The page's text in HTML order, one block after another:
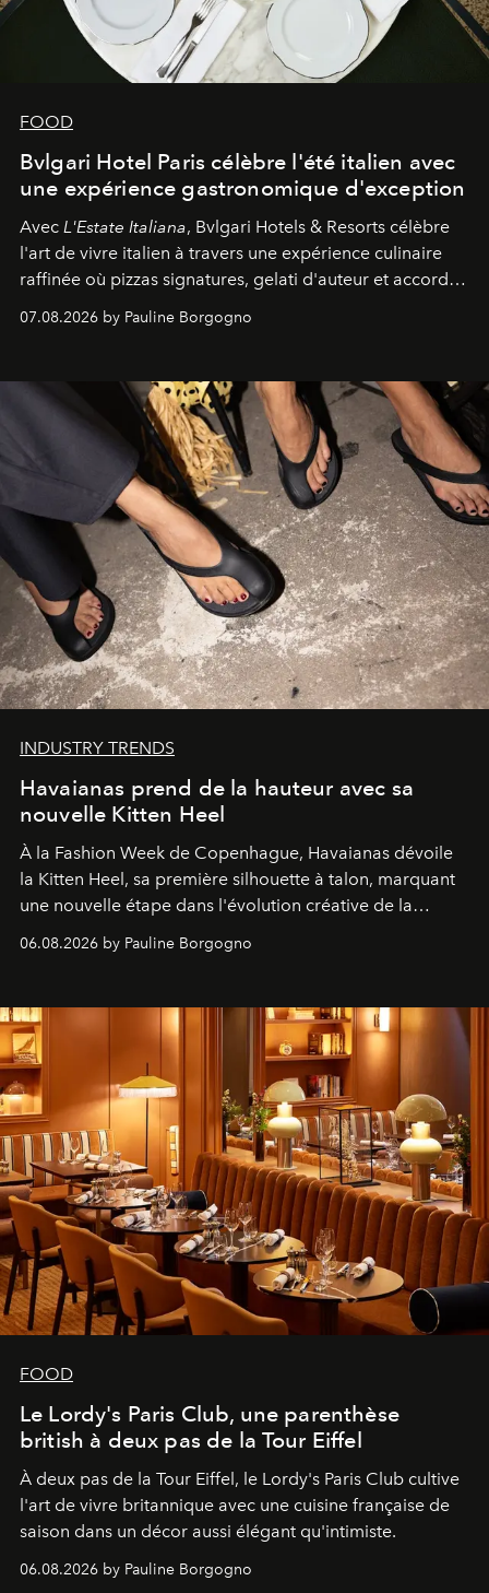
FOOD
Bvlgari Hotel Paris célèbre l'été italien avec
une expérience gastronomique d'exception
Avec L'Estate Italiana, Bvlgari Hotels & Resorts célèbre
l'art de vivre italien à travers une expérience culinaire
raffinée où pizzas signatures, gelati d'auteur et accords
d'exception composent un véritable voyage sensoriel.
07.08.2026 by Pauline Borgogno
INDUSTRY TRENDS
Havaianas prend de la hauteur avec sa
nouvelle Kitten Heel
À la Fashion Week de Copenhague, Havaianas dévoile
la Kitten Heel, sa première silhouette à talon, marquant
une nouvelle étape dans l'évolution créative de la
06.08.2026 by Pauline Borgogno
FOOD
Le Lordy's Paris Club, une parenthèse
british à deux pas de la Tour Eiffel
À deux pas de la Tour Eiffel, le Lordy's Paris Club cultive
l'art de vivre britannique avec une cuisine française de
saison dans un décor aussi élégant qu'intimiste.
06.08.2026 by Pauline Borgogno